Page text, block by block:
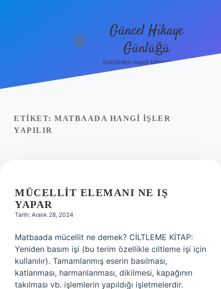
Yasal Uyarı
menüyü
Güncel Hikaye
Günlüğü
Sektörden neşeli bilgilerle tanış!
ETIKET: MATBAADA HANGI IŞLER
YAPILIR
MÜCELLIT ELEMANI NE IŞ
YAPAR
Tarih: Aralık 28, 2024
Matbaada mücellit ne demek? CİLTLEME KİTAP:
Yeniden basım işi (bu terim özellikle ciltleme işi için
kullanılır). Tamamlanmış eserin basılması,
katlanması, harmanlanması, dikilmesi, kapağının
takılması vb. işlemlerin yapıldığı işletmelerdir.